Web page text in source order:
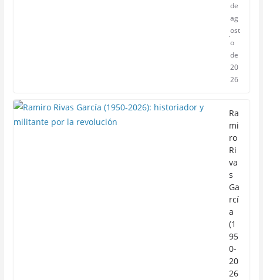
de
ag
ost
o
de
20
26
Ra
mi
ro
Ri
va
s
Ga
rcí
a
(1
95
0-
20
26